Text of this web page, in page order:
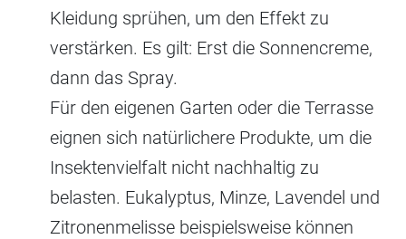
Kleidung sprühen, um den Effekt zu
verstärken. Es gilt: Erst die Sonnencreme,
dann das Spray.
Für den eigenen Garten oder die Terrasse
eignen sich natürlichere Produkte, um die
Insektenvielfalt nicht nachhaltig zu
belasten. Eukalyptus, Minze, Lavendel und
Zitronenmelisse beispielsweise können